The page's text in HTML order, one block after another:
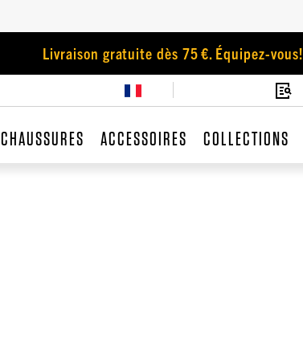
Livraison gratuite dès 75 €. Équipez-vous!
CHAUSSURES ACCESSOIRES COLLECTIONS